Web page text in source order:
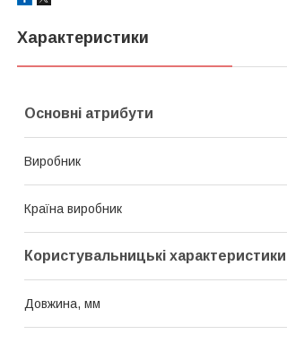
Характеристики
Основні атрибути
Виробник
Країна виробник
Користувальницькі характеристики
Довжина, мм